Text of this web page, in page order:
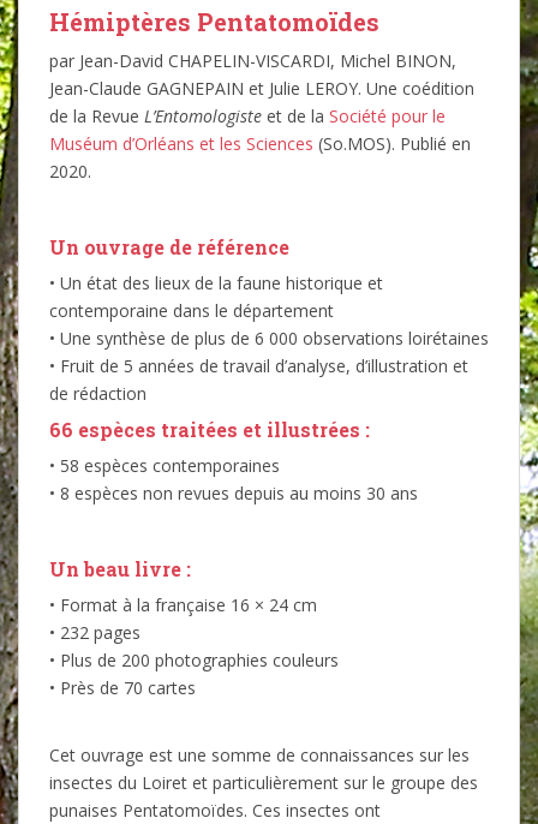
Hémiptères Pentatomoïdes
par Jean-David CHAPELIN-VISCARDI, Michel BINON,
Jean-Claude GAGNEPAIN et Julie LEROY. Une coédition
de la Revue L’Entomologiste et de la Société pour le
Muséum d’Orléans et les Sciences (So.MOS). Publié en
2020.
Un ouvrage de référence
• Un état des lieux de la faune historique et
contemporaine dans le département
• Une synthèse de plus de 6 000 observations loirétaines
• Fruit de 5 années de travail d’analyse, d’illustration et
de rédaction
66 espèces traitées et illustrées :
• 58 espèces contemporaines
• 8 espèces non revues depuis au moins 30 ans
Un beau livre :
• Format à la française 16 × 24 cm
• 232 pages
• Plus de 200 photographies couleurs
• Près de 70 cartes
Cet ouvrage est une somme de connaissances sur les
insectes du Loiret et particulièrement sur le groupe des
punaises Pentatomoïdes. Ces insectes ont